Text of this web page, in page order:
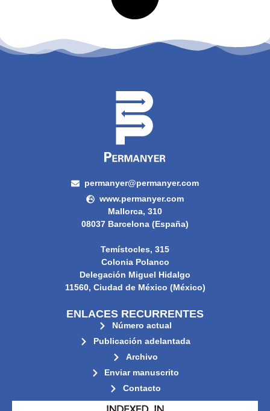
permanyer@permanyer.com
www.permanyer.com
Mallorca, 310
08037 Barcelona (España)
Temístocles, 315
Colonia Polanco
Delegación Miguel Hidalgo
11560, Ciudad de México (México)
ENLACES RECURRENTES
Número actual
Publicación adelantada
Archivo
Enviar manuscrito
Contacto